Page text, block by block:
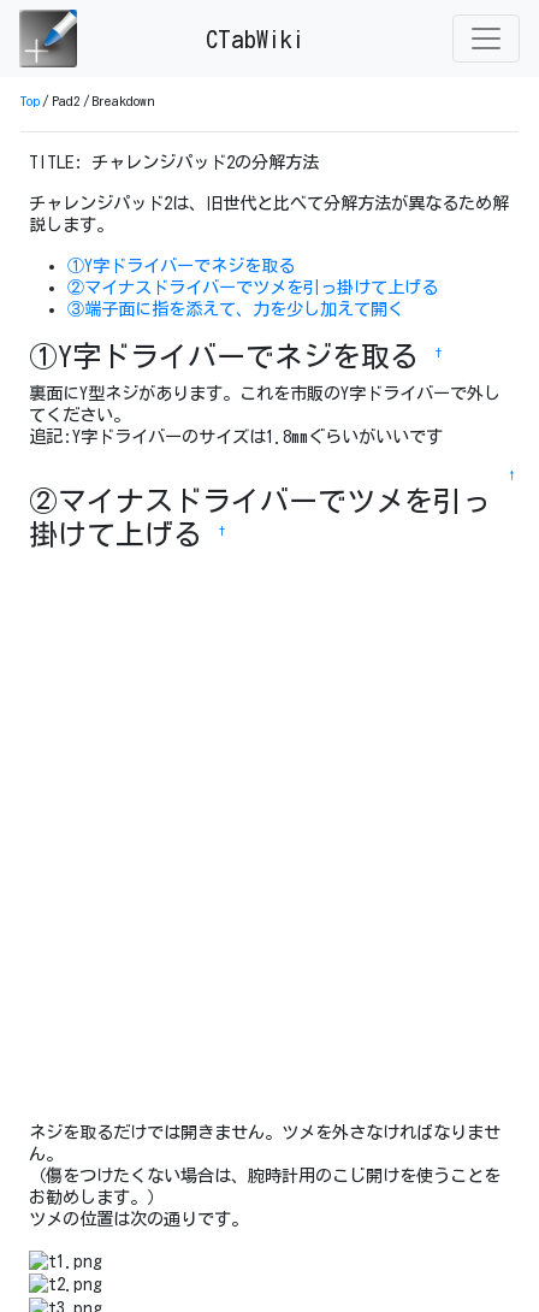
Top / Pad2 / Breakdown
CTabWiki
TITLE: チャレンジパッド2の分解方法
チャレンジパッド2は、旧世代と比べて分解方法が異なるため解
説します。
①Y字ドライバーでネジを取る
②マイナスドライバーでツメを引っ掛けて上げる
③端子面に指を添えて、力を少し加えて開く
①Y字ドライバーでネジを取る †
裏面にY型ネジがあります。これを市販のY字ドライバーで外し
てください。
追記:Y字ドライバーのサイズは1.8mmぐらいがいいです
↑
②マイナスドライバーでツメを引っ
掛けて上げる
†
ネジを取るだけでは開きません。ツメを外さなければなりませ
ん。
（傷をつけたくない場合は、腕時計用のこじ開けを使うことを
お勧めします。）
ツメの位置は次の通りです。